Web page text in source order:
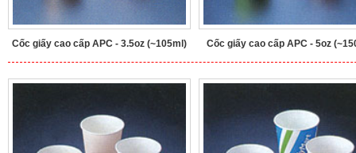
Cốc giấy cao cấp APC - 3.5oz (~105ml) Cốc giấy cao cấp APC - 5oz